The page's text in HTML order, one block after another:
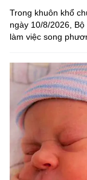
Trong khuôn khổ
ngày 10/8/2026,
làm việc song